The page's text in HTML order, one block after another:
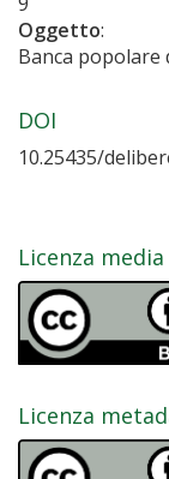
Oggetto:
Banca popolare
DOI
10.25435/
Licenza media
Licenza